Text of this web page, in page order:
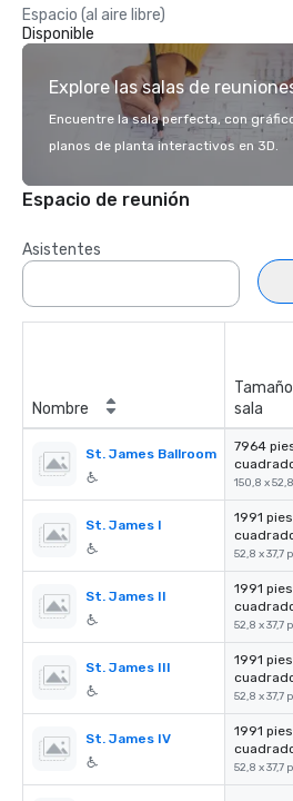
Espacio (al aire libre)
Disponible
Explore las salas de
Encuentre la sala perfecta, con
planos de planta interactivos en 3D.
Espacio de reunión
Asistentes
Nombre
sala
St. James Ballroom
7964
150,8 x
St. James I
1991 pies
52,8 x 37,7
St. James II
1991 pies
52,8 x 37,7
St. James III
1991 pies
52,8 x 37,7
St. James IV
1991 pies
52,8 x 37,7